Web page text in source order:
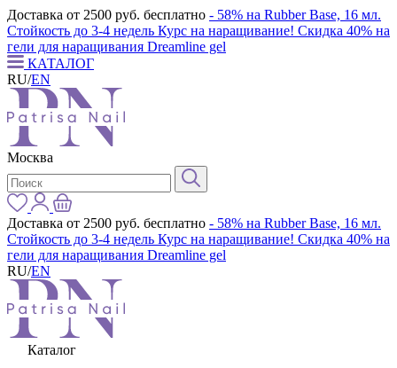
Доставка от 2500 руб. бесплатно - 58% на Rubber Base, 16 мл.
Стойкость до 3-4 недель Курс на наращивание! Скидка 40% на
гели для наращивания Dreamline gel
КАТАЛОГ
RU/EN
Москва
Доставка от 2500 руб. бесплатно - 58% на Rubber Base, 16 мл.
Стойкость до 3-4 недель Курс на наращивание! Скидка 40% на
гели для наращивания Dreamline gel
RU/EN
Каталог